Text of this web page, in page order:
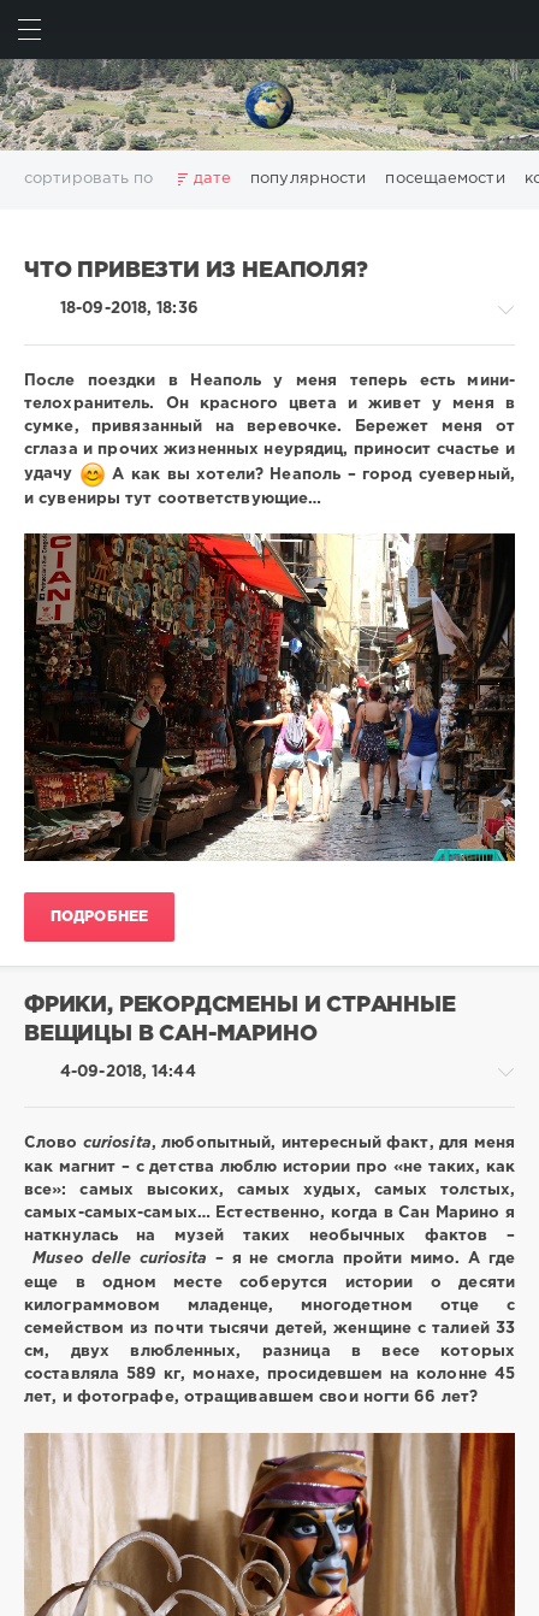
сортировать по дате популярности посещаемости
итальянские праздники кошки и КО личности
неизведанная Италия
необычные места патриотка
самостоятельные путешествия церкви
ЧТО ПРИВЕЗТИ ИЗ НЕАПОЛЯ?
18-09-2018, 18:36
света
Италия
shrikanto
5
989
137
шоппинг
После поездки в Неаполь у меня теперь есть мини-
телохранитель. Он красного цвета и живет у меня в
сумке, привязанный на веревочке. Бережет меня от
сглаза и прочих жизненных неурядиц, приносит счастье и
удачу
А как вы хотели? Неаполь – город суеверный,
и сувениры тут соответствующие…
ПОДРОБНЕЕ
ФРИКИ, РЕКОРДСМЕНЫ И СТРАННЫЕ
ВЕЩИЦЫ В САН-МАРИНО
4-09-2018, 14:44
shrikanto
552
5
интересные
Слово curiosita, любопытный, интересный факт, для меня
как магнит – с детства люблю истории про «не таких, как
все»: самых высоких, самых худых, самых толстых,
самых-самых-самых… Естественно, когда в Сан Марино я
наткнулась на музей таких необычных фактов –
Museo delle curiosita
– я не смогла пройти мимо. А где
еще в одном месте соберутся истории о десяти
килограммовом младенце, многодетном отце с
семейством из почти тысячи детей, женщине с талией 33
см, двух влюбленных, разница в весе которых
составляла 589 кг, монахе, просидевшем на колонне 45
лет, и фотографе, отращивавшем свои ногти 66 лет?